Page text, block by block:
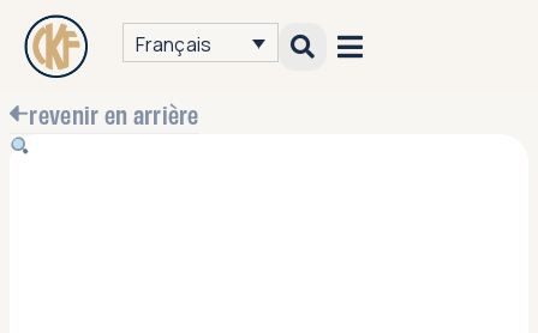
Français
revenir en arrière